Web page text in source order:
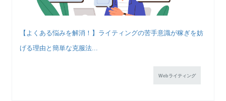
【よくある悩みを解消！】ライティングの苦手意識が稼ぎを妨
げる理由と簡単な克服法...
Webライティング